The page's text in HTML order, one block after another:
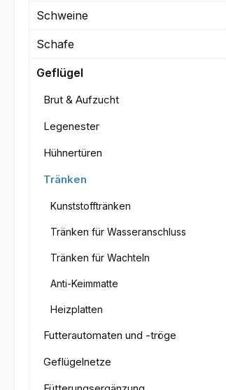
Schweine
Schafe
Geflügel
Brut & Aufzucht
Legenester
Hühnertüren
Tränken
Kunststofftränken
Tränken für Wasseranschluss
Tränken für Wachteln
Anti-Keimmatte
Heizplatten
Futterautomaten und -tröge
Geflügelnetze